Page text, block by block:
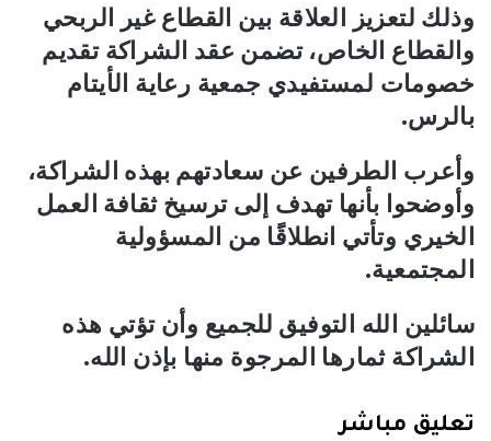
وذلك لتعزيز العلاقة بين القطاع غير الربحي
والقطاع الخاص، تضمن عقد الشراكة تقديم
خصومات لمستفيدي جمعية رعاية الأيتام
بالرس.
وأعرب الطرفين عن سعادتهم بهذه الشراكة،
وأوضحوا بأنها تهدف إلى ترسيخ ثقافة العمل
الخيري وتأتي انطلاقًَا من المسؤولية
المجتمعية.
سائلين الله التوفيق للجميع وأن تؤتي هذه
الشراكة ثمارها المرجوة منها بإذن الله.
تعليق مباشر